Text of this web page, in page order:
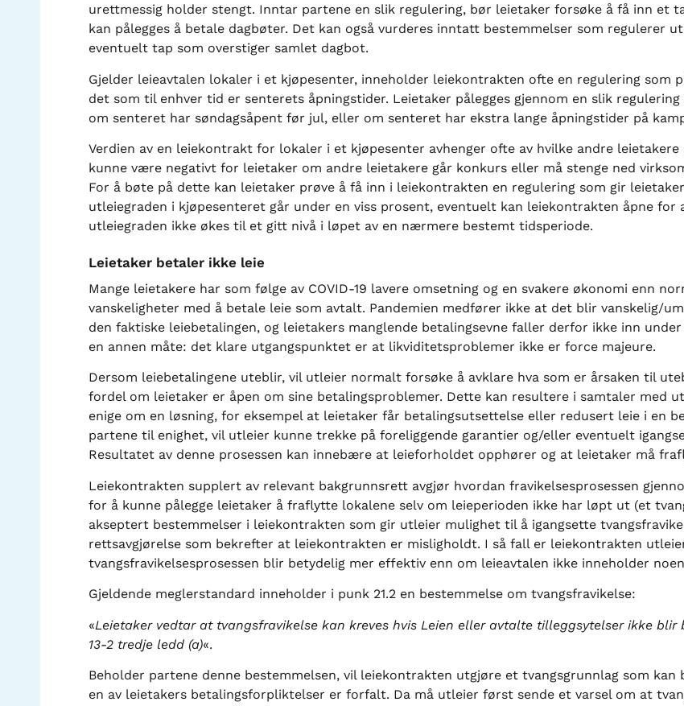
urettmessig holder stengt. Inntar partene en slik regulering, bør leietaker forsøke å få inn et
kan pålegges å betale dagbøter. Det kan også vurderes inntatt bestemmelser som regulerer
eventuelt tap som overstiger samlet dagbot.
Gjelder leieavtalen lokaler i et kjøpesenter, inneholder leiekontrakten ofte en regulering som
det som til enhver tid er senterets åpningstider. Leietaker pålegges gjennom en slik
om senteret har søndagsåpent før jul, eller om senteret har ekstra lange åpningstider på
Verdien av en leiekontrakt for lokaler i et kjøpesenter avhenger ofte av hvilke andre
kunne være negativt for leietaker om andre leietakere går konkurs eller må stenge ned
For å bøte på dette kan leietaker prøve å få inn i leiekontrakten en regulering som gir
utleiegraden i kjøpesenteret går under en viss prosent, eventuelt kan leiekontrakten åpne for
utleiegraden ikke økes til et gitt nivå i løpet av en nærmere bestemt tidsperiode.
Leietaker betaler ikke leie
Mange leietakere har som følge av COVID-19 lavere omsetning og en svakere økonomi enn
vanskeligheter med å betale leie som avtalt. Pandemien medfører ikke at det blir vanskelig/
den faktiske leiebetalingen, og leietakers manglende betalingsevne faller derfor ikke inn
en annen måte: det klare utgangspunktet er at likviditetsproblemer ikke er force majeure.
Dersom leiebetalingene uteblir, vil utleier normalt forsøke å avklare hva som er årsaken til
fordel om leietaker er åpen om sine betalingsproblemer. Dette kan resultere i samtaler med
enige om en løsning, for eksempel at leietaker får betalingsutsettelse eller redusert leie i en
partene til enighet, vil utleier kunne trekke på foreliggende garantier og/eller eventuelt
Resultatet av denne prosessen kan innebære at leieforholdet opphører og at leietaker må
Leiekontrakten supplert av relevant bakgrunnsrett avgjør hvordan fravikelsesprosessen
for å kunne pålegge leietaker å fraflytte lokalene selv om leieperioden ikke har løpt ut (et
akseptert bestemmelser i leiekontrakten som gir utleier mulighet til å igangsette
rettsavgjørelse som bekrefter at leiekontrakten er misligholdt. I så fall er leiekontrakten
tvangsfravikelsesprosessen blir betydelig mer effektiv enn om leieavtalen ikke inneholder
Gjeldende meglerstandard inneholder i punk 21.2 en bestemmelse om tvangsfravikelse:
«Leietaker vedtar at tvangsfravikelse kan kreves hvis Leien eller avtalte tilleggsytelser ikke
13-2 tredje ledd (a)«.
Beholder partene denne bestemmelsen, vil leiekontrakten utgjøre et tvangsgrunnlag som kan
en av leietakers betalingsforpliktelser er forfalt. Da må utleier først sende et varsel om at